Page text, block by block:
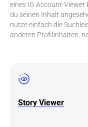
eines IG Account-
du seinen Inhalt
nutze einfach die
anderen Profilinhalten,
Story Viewer